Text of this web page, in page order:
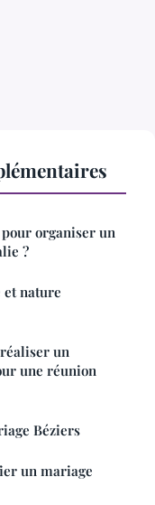
organiser un
?
et nature
un
une réunion
Béziers
un mariage